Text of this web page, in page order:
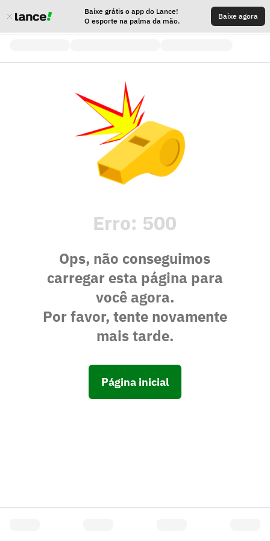
Baixe grátis o app do Lance!
O esporte na palma da mão.
Baixe agora
Erro: 500
Ops, não conseguimos
carregar esta página para
você agora.
Por favor, tente novamente
mais tarde.
Página inicial